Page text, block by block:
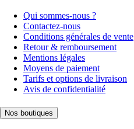
Qui sommes-nous ?
Contactez-nous
Conditions générales de vente
Retour & remboursement
Mentions légales
Moyens de paiement
Tarifs et options de livraison
Avis de confidentialité
Nos boutiques